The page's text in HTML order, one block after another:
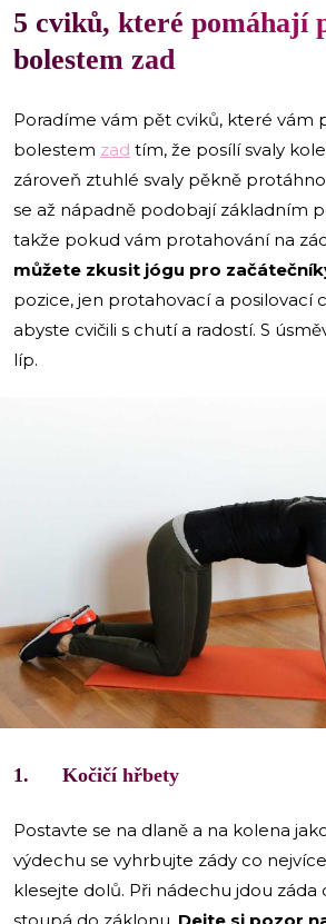
5 cviků, které pomáhají
bolestem zad
Poradíme vám pět cviků, které vám
bolestem zad tím, že posílí svaly
zároveň ztuhlé svaly pěkně
se až nápadně podobají základním
takže pokud vám protahování na
můžete zkusit jógu pro
pozice, jen protahovací a posilovací
abyste cvičili s chutí a radostí. S
líp.
1. Kočičí hřbety
Postavte se na dlaně a na kolena
výdechu se vyhrbujte zády co
klesejte dolů. Při nádechu jdou záda